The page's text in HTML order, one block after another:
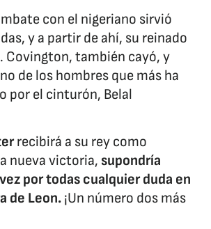
con el nigeriano sirvió
y a partir de ahí, su reinado
Covington, también cayó, y
de los hombres que más ha
por el cinturón, Belal
recibirá a su rey como
nueva victoria, supondría
por todas cualquier duda en
de Leon.¡Un número dos más